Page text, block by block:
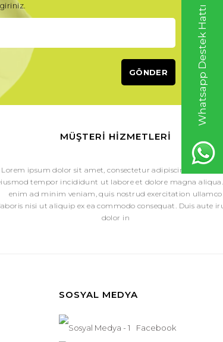
Whatsapp Destek Hattı
MÜŞTERI HIZMETLERI
Lorem ipsum dolor sit amet, consectetur adipiscing elit, sed
tempor incididunt ut labore et dolore magna
enim ad minim veniam, quis nostrud exercitation ullamco
laboris nisi ut aliquip ex ea commodo consequat. Duis aute
dolor in
SOSYAL MEDYA
Facebook